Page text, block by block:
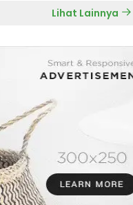
Lihat Lainnya